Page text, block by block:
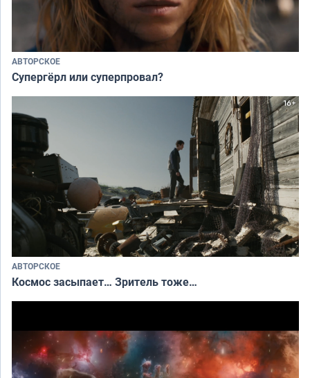
АВТОРСКОЕ
Супергёрл или суперпровал?
АВТОРСКОЕ
Космос засыпает… Зритель тоже…